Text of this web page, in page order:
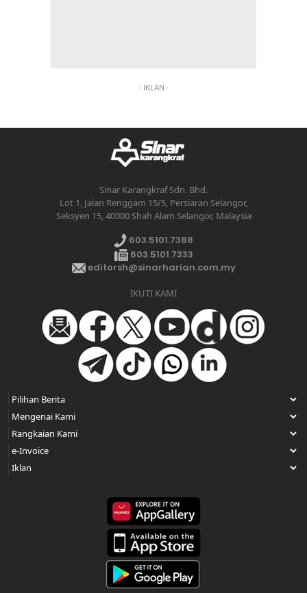
- IKLAN -
Sinar Karangkraf Sdn. Bhd.
Lot 1, Jalan Renggam 15/5, Persiaran Selangor,
Seksyen 15, 40000 Shah Alam Selangor, Malaysia
603.5101.7388
603.5101.7333
editorsh@sinarharian.com.my
IKUTI KAMI